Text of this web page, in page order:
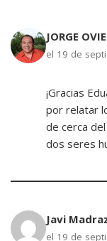
JORGE
el 19 de
¡Gracias
por relatar
de cerca
dos seres
Javi
el 19 de